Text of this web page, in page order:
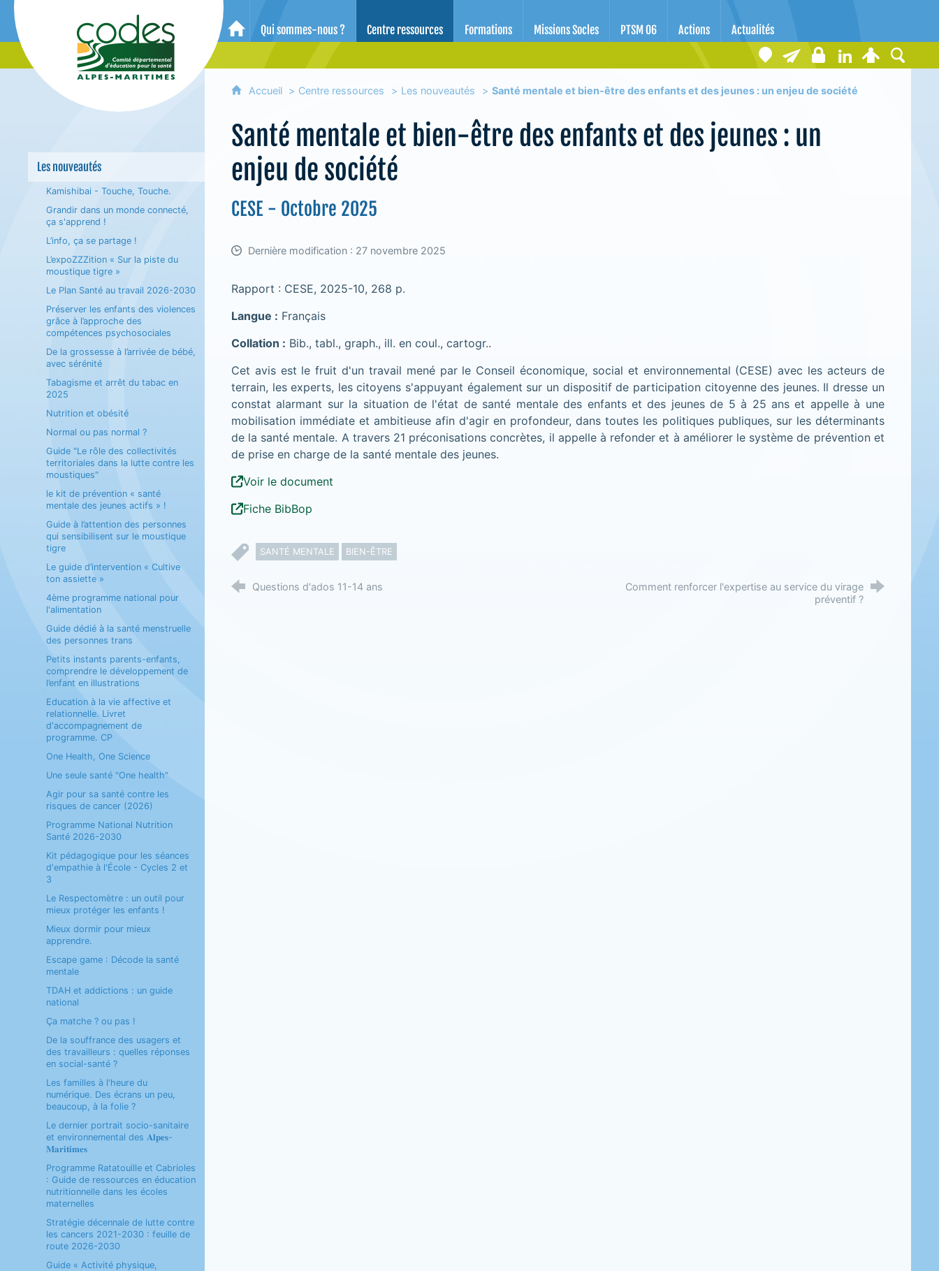
CoDES 06 - Comité départemental d'éducation pour la santé des Alpes-Maritimes
Accueil
Qui sommes-nous ? Centre ressources Formations Missions Socles PTSM 06 Actions Actualités
Les nouveautés
Kamishibai - Touche, Touche.
Grandir dans un monde connecté,
ça s'apprend !
L’info, ça se partage !
L’expoZZZition « Sur la piste du
moustique tigre »
Le Plan Santé au travail 2026-2030
Préserver les enfants des violences
grâce à l’approche des
compétences psychosociales
De la grossesse à l’arrivée de bébé,
avec sérénité
Tabagisme et arrêt du tabac en
2025
Nutrition et obésité
Normal ou pas normal ?
Guide "Le rôle des collectivités
territoriales dans la lutte contre les
moustiques"
le kit de prévention « santé
mentale des jeunes actifs » !
Guide à l’attention des personnes
qui sensibilisent sur le moustique
tigre
Le guide d’intervention « Cultive
ton assiette »
4ème programme national pour
l'alimentation
Guide dédié à la santé menstruelle
des personnes trans
Petits instants parents-enfants,
comprendre le développement de
l’enfant en illustrations
Education à la vie affective et
relationnelle. Livret
d'accompagnement de
programme. CP
One Health, One Science
Une seule santé "One health"
Agir pour sa santé contre les
risques de cancer (2026)
Programme National Nutrition
Santé 2026-2030
Kit pédagogique pour les séances
d'empathie à l'École - Cycles 2 et
3
Le Respectomètre : un outil pour
mieux protéger les enfants !
Mieux dormir pour mieux
apprendre.
Escape game : Décode la santé
mentale
TDAH et addictions : un guide
national
Ça matche ? ou pas !
De la souffrance des usagers et
des travailleurs : quelles réponses
en social-santé ?
Les familles à l'heure du
numérique. Des écrans un peu,
beaucoup, à la folie ?
Le dernier portrait socio-sanitaire
et environnemental des 𝐀𝐥𝐩𝐞𝐬-
𝐌𝐚𝐫𝐢𝐭𝐢𝐦𝐞𝐬
Programme Ratatouille et Cabrioles
: Guide de ressources en éducation
nutritionnelle dans les écoles
maternelles
Stratégie décennale de lutte contre
les cancers 2021-2030 : feuille de
route 2026-2030
Guide « Activité physique,
Accueil Centre ressources Les nouveautés Santé mentale et bien-être des enfants et des jeunes : un enjeu de société
Santé mentale et bien-être des enfants et des jeunes : un
enjeu de société
CESE - Octobre 2025
Dernière modification : 27 novembre 2025
Rapport : CESE, 2025-10, 268 p.
Langue : Français
Collation : Bib., tabl., graph., ill. en coul., cartogr..
Cet avis est le fruit d'un travail mené par le Conseil économique, social et environnemental (CESE) avec les acteurs de
terrain, les experts, les citoyens s'appuyant également sur un dispositif de participation citoyenne des jeunes. Il dresse un
constat alarmant sur la situation de l'état de santé mentale des enfants et des jeunes de 5 à 25 ans et appelle à une
mobilisation immédiate et ambitieuse afin d'agir en profondeur, dans toutes les politiques publiques, sur les déterminants
de la santé mentale. A travers 21 préconisations concrètes, il appelle à refonder et à améliorer le système de prévention et
de prise en charge de la santé mentale des jeunes.
Voir le document
Fiche BibBop
SANTÉ MENTALE BIEN-ÊTRE
Questions d'ados 11-14 ans
Comment renforcer l'expertise au service du virage
préventif ?